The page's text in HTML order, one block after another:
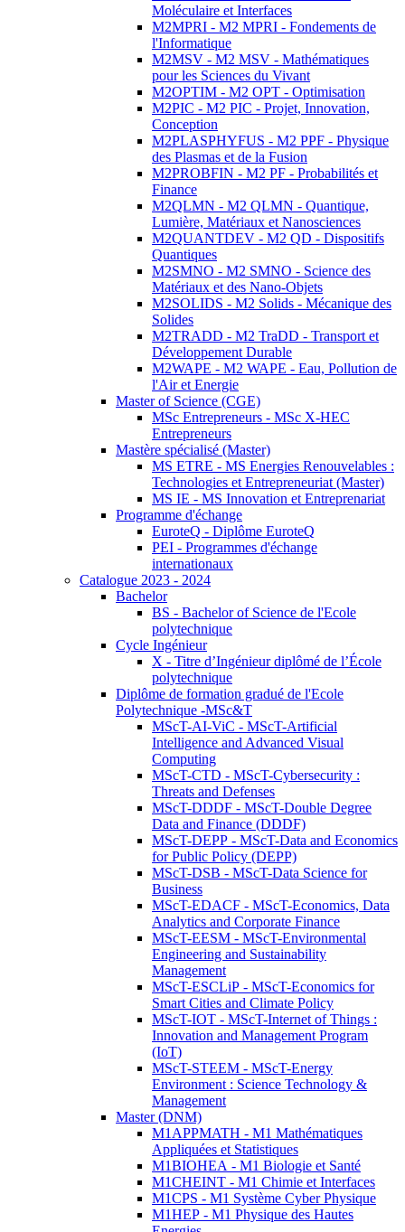
Moléculaire et Interfaces
M2MPRI - M2 MPRI - Fondements de
l'Informatique
M2MSV - M2 MSV - Mathématiques
pour les Sciences du Vivant
M2OPTIM - M2 OPT - Optimisation
M2PIC - M2 PIC - Projet, Innovation,
Conception
M2PLASPHYFUS - M2 PPF - Physique
des Plasmas et de la Fusion
M2PROBFIN - M2 PF - Probabilités et
Finance
M2QLMN - M2 QLMN - Quantique,
Lumière, Matériaux et Nanosciences
M2QUANTDEV - M2 QD - Dispositifs
Quantiques
M2SMNO - M2 SMNO - Science des
Matériaux et des Nano-Objets
M2SOLIDS - M2 Solids - Mécanique des
Solides
M2TRADD - M2 TraDD - Transport et
Développement Durable
M2WAPE - M2 WAPE - Eau, Pollution de
l'Air et Energie
Master of Science (CGE)
MSc Entrepreneurs - MSc X-HEC
Entrepreneurs
Mastère spécialisé (Master)
MS ETRE - MS Energies Renouvelables :
Technologies et Entrepreneuriat (Master)
MS IE - MS Innovation et Entreprenariat
Programme d'échange
EuroteQ - Diplôme EuroteQ
PEI - Programmes d'échange
internationaux
Catalogue 2023 - 2024
Bachelor
BS - Bachelor of Science de l'Ecole
polytechnique
Cycle Ingénieur
X - Titre d’Ingénieur diplômé de l’École
polytechnique
Diplôme de formation gradué de l'Ecole
Polytechnique -MSc&T
MScT-AI-ViC - MScT-Artificial
Intelligence and Advanced Visual
Computing
MScT-CTD - MScT-Cybersecurity :
Threats and Defenses
MScT-DDDF - MScT-Double Degree
Data and Finance (DDDF)
MScT-DEPP - MScT-Data and Economics
for Public Policy (DEPP)
MScT-DSB - MScT-Data Science for
Business
MScT-EDACF - MScT-Economics, Data
Analytics and Corporate Finance
MScT-EESM - MScT-Environmental
Engineering and Sustainability
Management
MScT-ESCLiP - MScT-Economics for
Smart Cities and Climate Policy
MScT-IOT - MScT-Internet of Things :
Innovation and Management Program
(IoT)
MScT-STEEM - MScT-Energy
Environment : Science Technology &
Management
Master (DNM)
M1APPMATH - M1 Mathématiques
Appliquées et Statistiques
M1BIOHEA - M1 Biologie et Santé
M1CHEINT - M1 Chimie et Interfaces
M1CPS - M1 Système Cyber Physique
M1HEP - M1 Physique des Hautes